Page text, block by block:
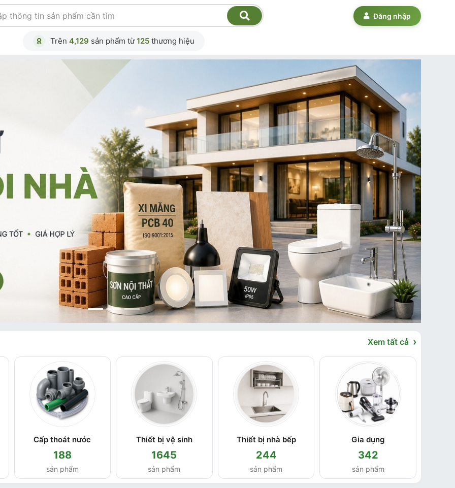
Trên 4,129 sản phẩm từ125 thương hiệu
Đăng nhập
Xem tất cả ›
Cấp thoát nước
188
sản phẩm
Thiết bị vệ sinh
1645
sản phẩm
Thiết bị nhà bếp
244
sản phẩm
Gia dụng
342
sản phẩm